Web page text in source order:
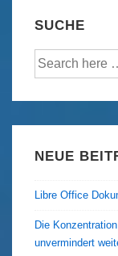
Yukon
Quest
SUCHE
Suche
NEUE
Libre Office
Die
unvermindert